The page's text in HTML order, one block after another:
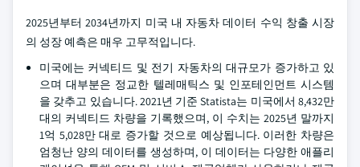
2025년부터 2034년까지 미국 내 자동차 데이터 수익 창출 시장
의 성장 예측은 매우 고무적입니다.
미국에는 커넥티드 및 전기 자동차의 대규모가 증가하고 있
으며 대부분은 정교한 텔레매틱스 및 인포테인먼트 시스템
을 갖추고 있습니다. 2021년 기준 Statista는 미국에서 8,432만
대의 커넥티드 차량을 기록했으며, 이 수치는 2025년 말까지
1억 5,028만 대로 증가할 것으로 예상됩니다. 이러한 차량은
엄청난 양의 데이터를 생성하며, 이 데이터는 다양한 애플리